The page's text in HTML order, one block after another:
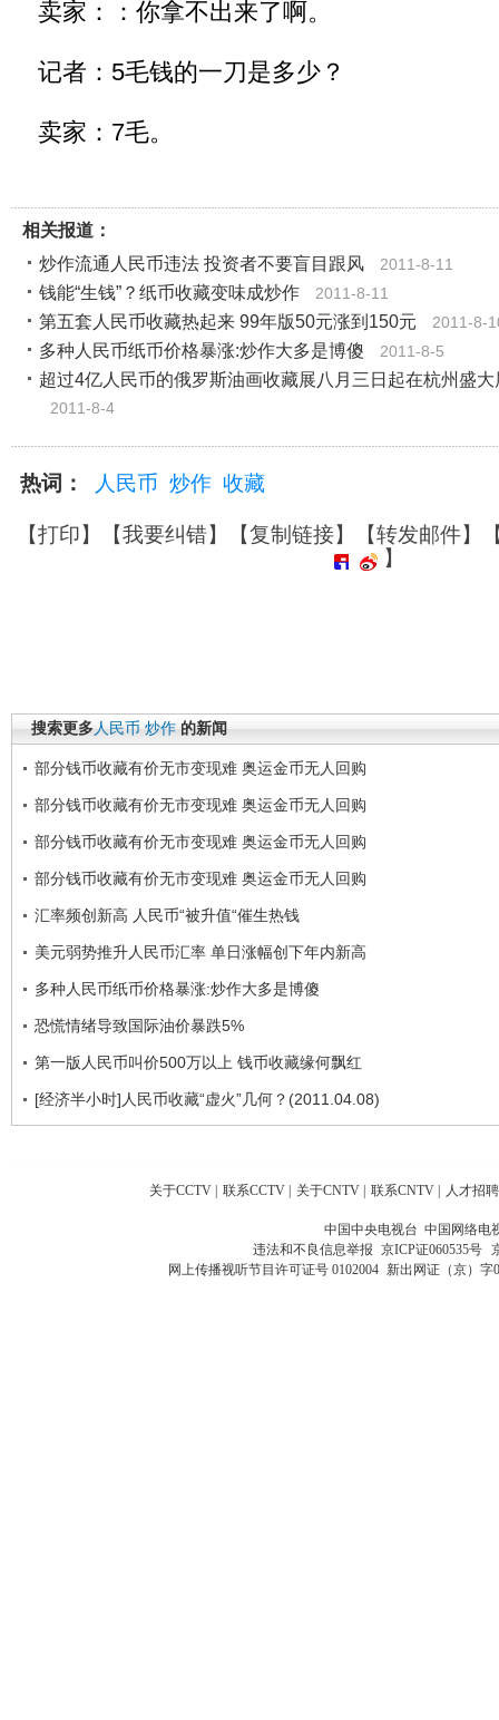
卖家：：你拿不出来了啊。
记者：5毛钱的一刀是多少？
卖家：7毛。
相关报道：
炒作流通人民币违法 投资者不要盲目跟风
2011-8-11
钱能“生钱”？纸币收藏变味成炒作 2011-8-11
第五套人民币收藏热起来 99年版50元涨到150元 2011-8-
多种人民币纸币价格暴涨:炒作大多是博傻 2011-8-5
超过4亿人民币的俄罗斯油画收藏展八月三日起在杭州盛大
2011-8-4
热词： 人民币 炒作 收藏
【打印】【我要纠错】【复制链接】【转发邮件】
】
搜索更多人民币 炒作 的新闻
部分钱币收藏有价无市变现难 奥运金币无人回购
部分钱币收藏有价无市变现难 奥运金币无人回购
部分钱币收藏有价无市变现难 奥运金币无人回购
部分钱币收藏有价无市变现难 奥运金币无人回购
汇率频创新高 人民币“被升值“催生热钱
美元弱势推升人民币汇率 单日涨幅创下年内新高
多种人民币纸币价格暴涨:炒作大多是博傻
恐慌情绪导致国际油价暴跌5%
第一版人民币叫价500万以上 钱币收藏缘何飘红
[经济半小时]人民币收藏“虚火”几何？(2011.04.08)
关于CCTV | 联系CCTV | 关于CNTV | 联系CNTV | 人才招聘
中国中央电视台 中国网络电
违法和不良信息举报 京ICP证060535号
网上传播视听节目许可证号 0102004 新出网证（京）